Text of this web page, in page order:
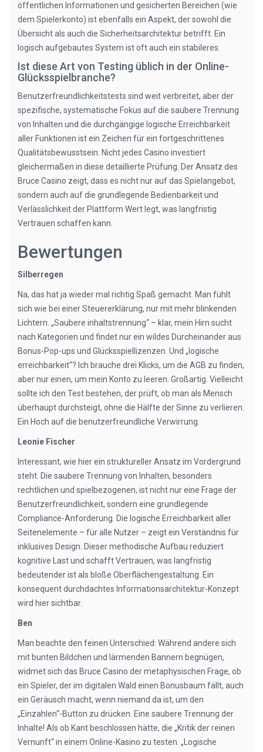
öffentlichen Informationen und gesicherten Bereichen (wie
dem Spielerkonto) ist ebenfalls ein Aspekt, der sowohl die
Übersicht als auch die Sicherheitsarchitektur betrifft. Ein
logisch aufgebautes System ist oft auch ein stabileres.
Ist diese Art von Testing üblich in der Online-
Glücksspielbranche?
Benutzerfreundlichkeitstests sind weit verbreitet, aber der
spezifische, systematische Fokus auf die saubere Trennung
von Inhalten und die durchgängige logische Erreichbarkeit
aller Funktionen ist ein Zeichen für ein fortgeschrittenes
Qualitätsbewusstsein. Nicht jedes Casino investiert
gleichermaßen in diese detaillierte Prüfung. Der Ansatz des
Bruce Casino zeigt, dass es nicht nur auf das Spielangebot,
sondern auch auf die grundlegende Bedienbarkeit und
Verlässlichkeit der Plattform Wert legt, was langfristig
Vertrauen schaffen kann.
Bewertungen
Silberregen
Na, das hat ja wieder mal richtig Spaß gemacht. Man fühlt
sich wie bei einer Steuererklärung, nur mit mehr blinkenden
Lichtern. „Saubere inhaltstrennung“ – klar, mein Hirn sucht
nach Kategorien und findet nur ein wildes Durcheinander aus
Bonus-Pop-ups und Glücksspiellizenzen. Und „logische
erreichbarkeit“? Ich brauche drei Klicks, um die AGB zu finden,
aber nur einen, um mein Konto zu leeren. Großartig. Vielleicht
sollte ich den Test bestehen, der prüft, ob man als Mensch
überhaupt durchsteigt, ohne die Hälfte der Sinne zu verlieren.
Ein Hoch auf die benutzerfreundliche Verwirrung.
Leonie Fischer
Interessant, wie hier ein struktureller Ansatz im Vordergrund
steht. Die saubere Trennung von Inhalten, besonders
rechtlichen und spielbezogenen, ist nicht nur eine Frage der
Benutzerfreundlichkeit, sondern eine grundlegende
Compliance-Anforderung. Die logische Erreichbarkeit aller
Seitenelemente – für alle Nutzer – zeigt ein Verständnis für
inklusives Design. Dieser methodische Aufbau reduziert
kognitive Last und schafft Vertrauen, was langfristig
bedeutender ist als bloße Oberflächengestaltung. Ein
konsequent durchdachtes Informationsarchitektur-Konzept
wird hier sichtbar.
Ben
Man beachte den feinen Unterschied: Während andere sich
mit bunten Bildchen und lärmenden Bannern begnügen,
widmet sich das Bruce Casino der metaphysischen Frage, ob
ein Spieler, der im digitalen Wald einen Bonusbaum fällt, auch
ein Geräusch macht, wenn niemand da ist, um den
„Einzahlen“-Button zu drücken. Eine saubere Trennung der
Inhalte! Als ob Kant beschlossen hätte, die „Kritik der reinen
Vernunft“ in einem Online-Kasino zu testen. „Logische